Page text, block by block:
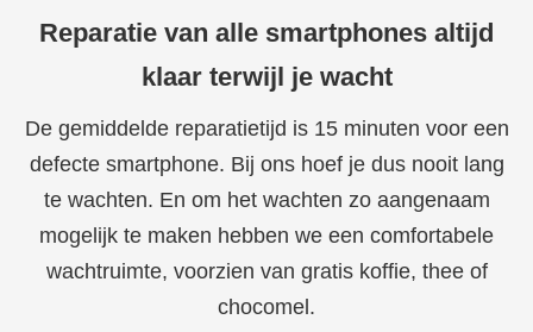
Reparatie van alle smartphones altijd
klaar terwijl je wacht
De gemiddelde reparatietijd is 15 minuten voor een
defecte smartphone. Bij ons hoef je dus nooit lang
te wachten. En om het wachten zo aangenaam
mogelijk te maken hebben we een comfortabele
wachtruimte, voorzien van gratis koffie, thee of
chocomel.